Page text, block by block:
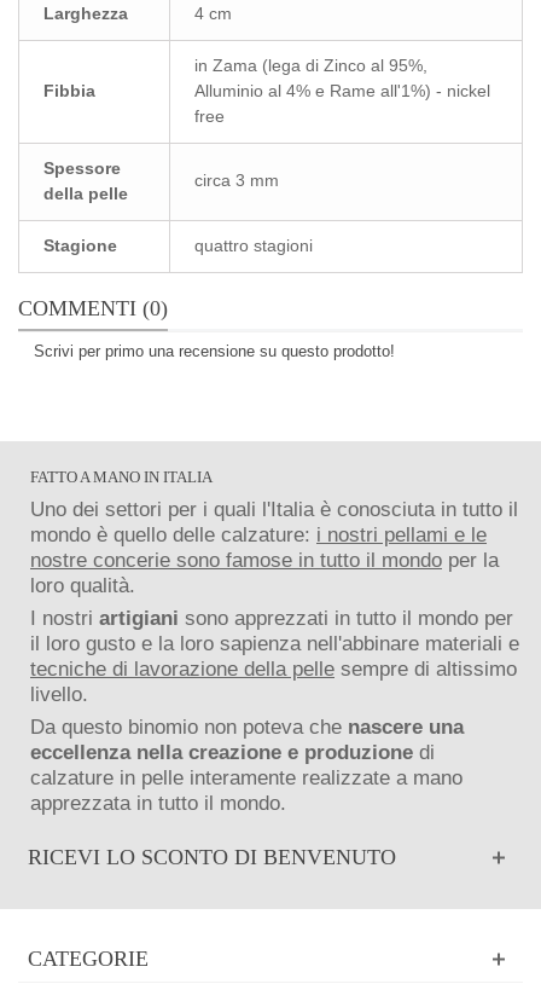
Larghezza 4 cm
Fibbia
in Zama (lega di Zinco al 95%,
Alluminio al 4% e Rame all'1%) - nickel
free
Spessore
della pelle
circa 3 mm
Stagione quattro stagioni
COMMENTI (0)
Scrivi per primo una recensione su questo prodotto!
FATTO A MANO IN ITALIA
Uno dei settori per i quali l'Italia è conosciuta in tutto il
mondo è quello delle calzature: i nostri pellami e le
nostre concerie sono famose in tutto il mondo per la
loro qualità.
I nostri artigiani sono apprezzati in tutto il mondo per
il loro gusto e la loro sapienza nell'abbinare materiali e
tecniche di lavorazione della pelle sempre di altissimo
livello.
Da questo binomio non poteva che nascere una
eccellenza nella creazione e produzione di
calzature in pelle interamente realizzate a mano
apprezzata in tutto il mondo.
RICEVI LO SCONTO DI BENVENUTO
CATEGORIE